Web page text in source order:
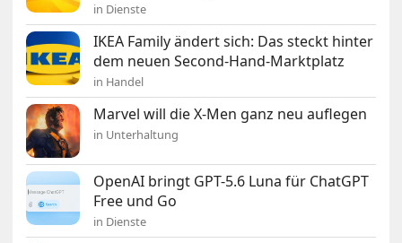
in Dienste
IKEA Family ändert sich: Das steckt hinter
dem neuen Second-Hand-Marktplatz
in Handel
Marvel will die X-Men ganz neu auflegen
in Unterhaltung
OpenAI bringt GPT-5.6 Luna für ChatGPT
Free und Go
in Dienste